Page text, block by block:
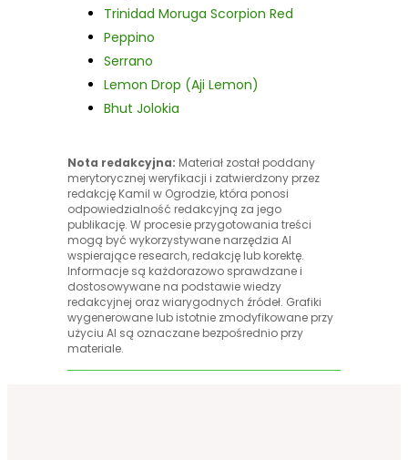
Trinidad Moruga Scorpion Red
Peppino
Serrano
Lemon Drop (Aji Lemon)
Bhut Jolokia
Nota redakcyjna: Materiał został poddany
merytorycznej weryfikacji i zatwierdzony przez
redakcję Kamil w Ogrodzie, która ponosi
odpowiedzialność redakcyjną za jego
publikację. W procesie przygotowania treści
mogą być wykorzystywane narzędzia AI
wspierające research, redakcję lub korektę.
Informacje są każdorazowo sprawdzane i
dostosowywane na podstawie wiedzy
redakcyjnej oraz wiarygodnych źródeł. Grafiki
wygenerowane lub istotnie zmodyfikowane przy
użyciu AI są oznaczane bezpośrednio przy
materiale.